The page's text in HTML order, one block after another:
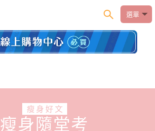
選單
瘦身好文
瘦身隨堂考